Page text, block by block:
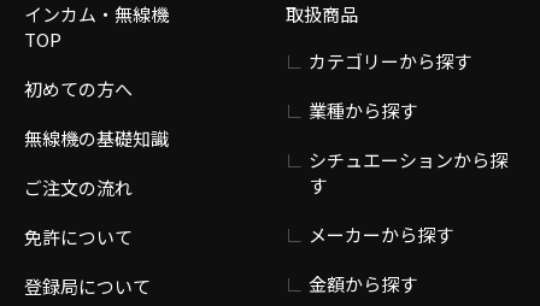
インカム・無線機
TOP
初めての方へ
無線機の基礎知識
ご注文の流れ
免許について
登録局について
取扱商品
カテゴリーから探す
業種から探す
シチュエーションから探
す
メーカーから探す
金額から探す